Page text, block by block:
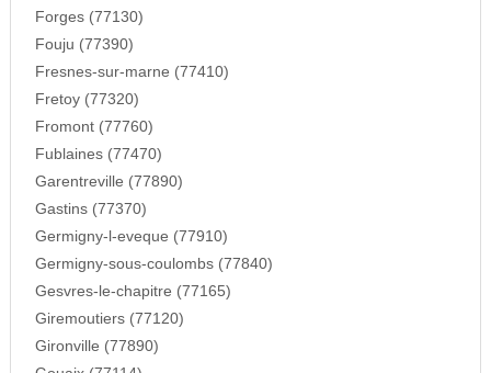
Forges (77130)
Fouju (77390)
Fresnes-sur-marne (77410)
Fretoy (77320)
Fromont (77760)
Fublaines (77470)
Garentreville (77890)
Gastins (77370)
Germigny-l-eveque (77910)
Germigny-sous-coulombs (77840)
Gesvres-le-chapitre (77165)
Giremoutiers (77120)
Gironville (77890)